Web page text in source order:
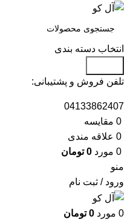
انتخاب دسته بندی
تلفن فروش و پشتیبانی:
04133862407
0 مقايسه
0 علاقه مندی
0 مورد 0 تومان
منو
ورود / ثبت نام
0 مورد 0 تومان